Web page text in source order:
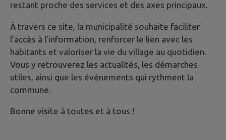
restant proche des services et des axes principaux.
À travers ce site, la municipalité souhaite faciliter
l’accès à l’information, renforcer le lien avec les
habitants et valoriser la vie du village au quotidien.
Vous y retrouverez les actualités, les démarches
utiles, ainsi que les événements qui rythment la
commune.
Bonne visite à toutes et à tous !